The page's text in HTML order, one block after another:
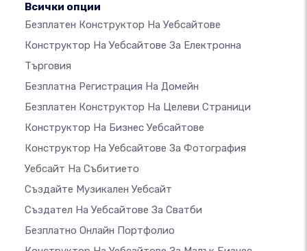
Всички опции
Безплатен Конструктор На Уебсайтове
Конструктор На Уебсайтове За Електронна
Търговия
Безплатна Регистрация На Домейн
Безплатен Конструктор На Целеви Страници
Конструктор На Бизнес Уебсайтове
Конструктор На Уебсайтове За Фотография
Уебсайт На Събитието
Създайте Музикален Уебсайт
Създател На Уебсайтове За Сватби
Безплатно Онлайн Портфолио